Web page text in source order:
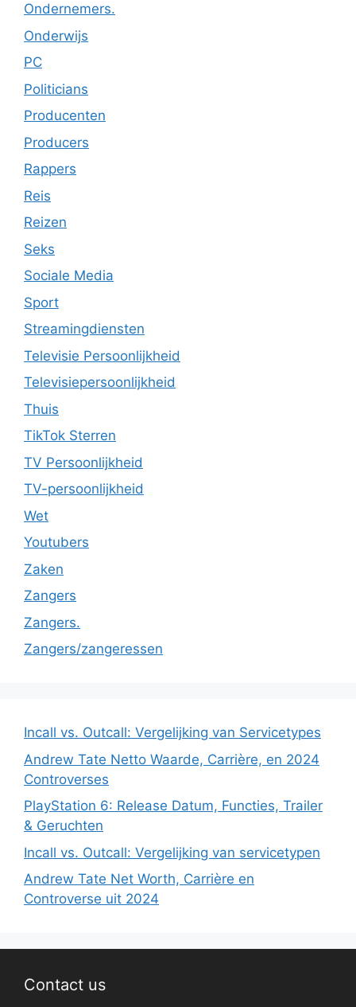
Ondernemers.
Onderwijs
PC
Politicians
Producenten
Producers
Rappers
Reis
Reizen
Seks
Sociale Media
Sport
Streamingdiensten
Televisie Persoonlijkheid
Televisiepersoonlijkheid
Thuis
TikTok Sterren
TV Persoonlijkheid
TV-persoonlijkheid
Wet
Youtubers
Zaken
Zangers
Zangers.
Zangers/zangeressen
Incall vs. Outcall: Vergelijking van Servicetypes
Andrew Tate Netto Waarde, Carrière, en 2024
Controverses
PlayStation 6: Release Datum, Functies, Trailer
& Geruchten
Incall vs. Outcall: Vergelijking van servicetypen
Andrew Tate Net Worth, Carrière en
Controverse uit 2024
Contact us